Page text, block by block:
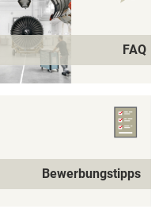
FAQ
Bewerbungstipps